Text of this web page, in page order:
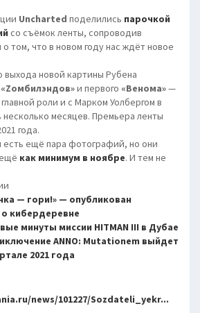
Uncharted поделились парочкой
со съёмок ленты, сопроводив
том, что в новом году нас ждёт новое
новой картины Рубена
«Zомбилэндов»и первого «Венома»—
роли и с Марком Уолбергом в
несколько месяцев. Премьера ленты
года.
есть ещё пара фотографий, но они
как минимум в ноябре. И тем не
— гори!» — опубликован
кибердеревне
минуты миссии HITMAN III в Дубае
ANNO: Mutationem выйдет
2021 года
news/101227/Sozdateli_yekr...